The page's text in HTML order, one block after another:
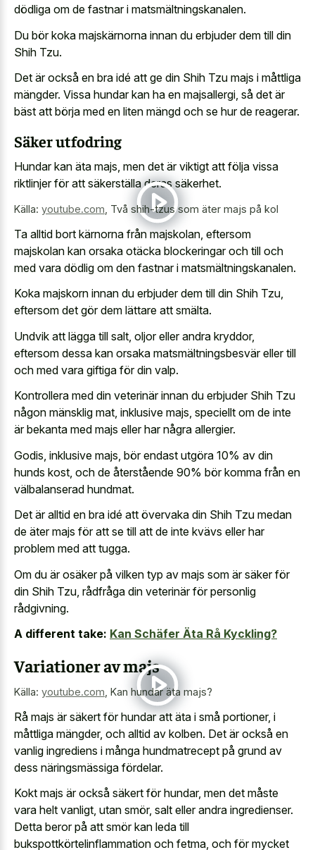
dödliga om de fastnar i matsmältningskanalen.
Du bör koka majskärnorna innan du erbjuder dem till din
Shih Tzu.
Det är också en bra idé att ge din Shih Tzu majs i måttliga
mängder. Vissa hundar kan ha en majsallergi, så det är
bäst att börja med en liten mängd och se hur de reagerar.
Säker utfodring
Hundar kan äta majs, men det är viktigt att följa vissa
riktlinjer för att säkerställa deras säkerhet.
Källa: youtube.com Två shih-tzus som äter majs på kol
Ta alltid bort kärnorna från majskolan, eftersom
majskolan kan orsaka otäcka blockeringar och till och
med vara dödlig om den fastnar i matsmältningskanalen.
Koka majskorn innan du erbjuder dem till din Shih Tzu,
eftersom det gör dem lättare att smälta.
Undvik att lägga till salt, oljor eller andra kryddor,
eftersom dessa kan orsaka matsmältningsbesvär eller till
och med vara giftiga för din valp.
Kontrollera med din veterinär innan du erbjuder Shih Tzu
någon mänsklig mat, inklusive majs, speciellt om de inte
är bekanta med majs eller har några allergier.
Godis, inklusive majs, bör endast utgöra 10% av din
hunds kost, och de återstående 90% bör komma från en
välbalanserad hundmat.
Det är alltid en bra idé att övervaka din Shih Tzu medan
de äter majs för att se till att de inte kvävs eller har
problem med att tugga.
Om du är osäker på vilken typ av majs som är säker för
din Shih Tzu, rådfråga din veterinär för personlig
rådgivning.
A different take: Kan Schäfer Äta Rå Kyckling?
Variationer av majs
Källa: youtube.com Kan hundar äta majs?
Rå majs är säkert för hundar att äta i små portioner, i
måttliga mängder, och alltid av kolben. Det är också en
vanlig ingrediens i många hundmatrecept på grund av
dess näringsmässiga fördelar.
Kokt majs är också säkert för hundar, men det måste
vara helt vanligt, utan smör, salt eller andra ingredienser.
Detta beror på att smör kan leda till
bukspottkörtelinflammation och fetma, och för mycket